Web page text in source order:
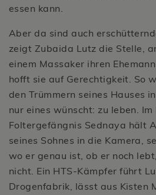
essen kann.
Aber da sind auch
zeigt Zubaida Lutz die Stelle,
einem Massaker ihren
hofft sie auf Gerechtigkeit. So
den Trümmern seines Hauses
nur eines wünscht: zu leben.
Foltergefängnis Sednaya hält
seines Sohnes in die Kamera,
wo er genau ist, ob er noch
nicht. Ein HTS-Kämpfer führt
Drogenfabrik, lässt aus Kisten